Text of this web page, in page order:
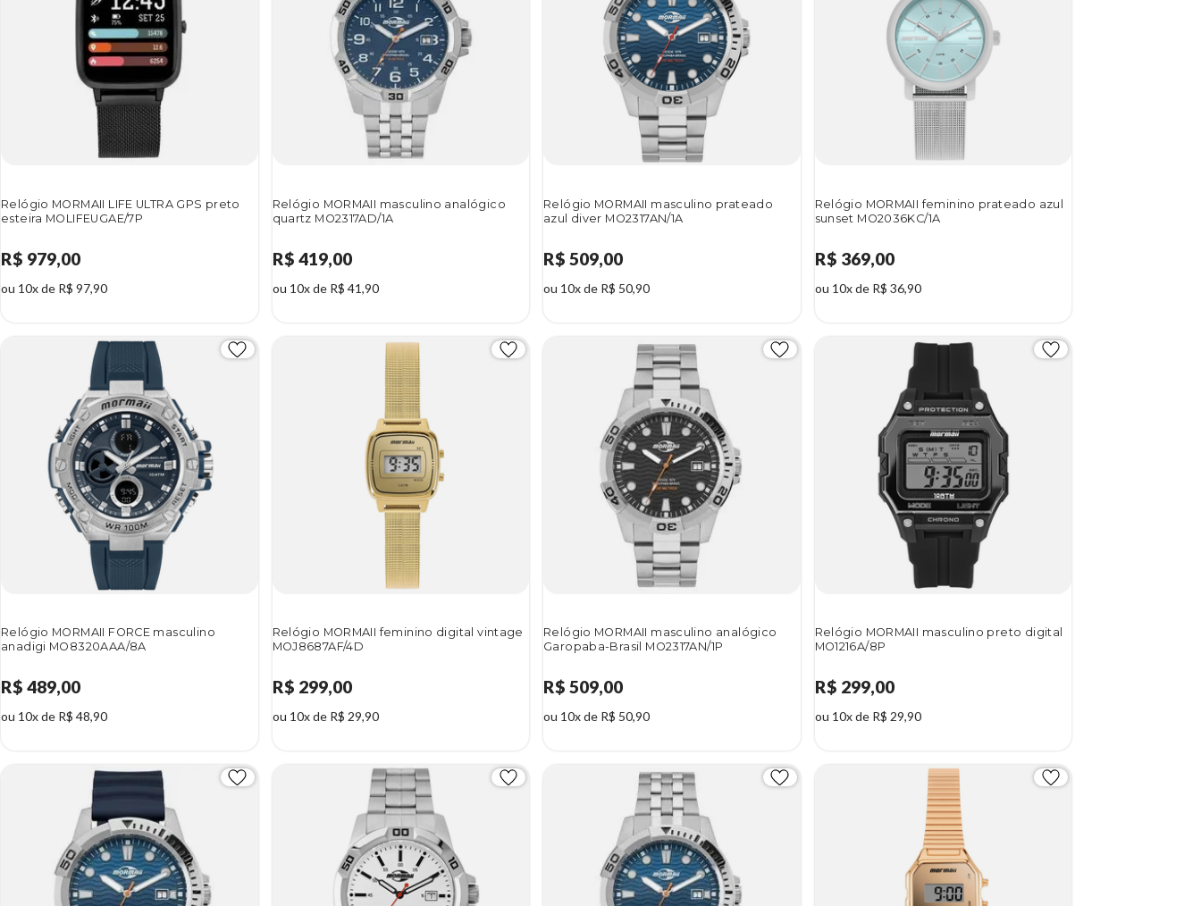
Relógio MORMAII LIFE ULTRA GPS preto
esteira MOLIFEUGAE/7P
R$ 979,00
ou 10x de R$ 97,90
Relógio MORMAII masculino analógico
quartz MO2317AD/1A
R$ 419,00
ou 10x de R$ 41,90
Relógio MORMAII masculino prateado
azul diver MO2317AN/1A
R$ 509,00
ou 10x de R$ 50,90
Relógio MORMAII feminino prateado azul
sunset MO2036KC/1A
R$ 369,00
ou 10x de R$ 36,90
Relógio MORMAII FORCE masculino
anadigi MO8320AAA/8A
R$ 489,00
ou 10x de R$ 48,90
Relógio MORMAII feminino digital vintage
MOJ8687AF/4D
R$ 299,00
ou 10x de R$ 29,90
Relógio MORMAII masculino analógico
Garopaba-Brasil MO2317AN/1P
R$ 509,00
ou 10x de R$ 50,90
Relógio MORMAII masculino preto digital
MO1216A/8P
R$ 299,00
ou 10x de R$ 29,90